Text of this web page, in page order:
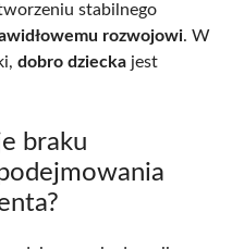
stabilnego
rozwojowi. W
dobro dziecka jest
braku